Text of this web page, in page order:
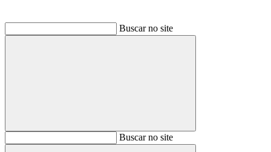
Buscar no site
BuscarBuscar no site